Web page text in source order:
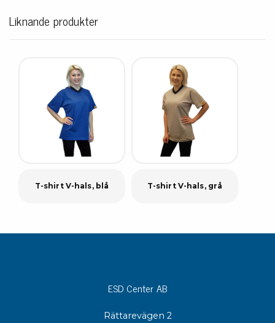
Liknande produkter
T-shirt V-hals, blå T-shirt V-hals, grå
ESD Center AB
Rättarevägen 2